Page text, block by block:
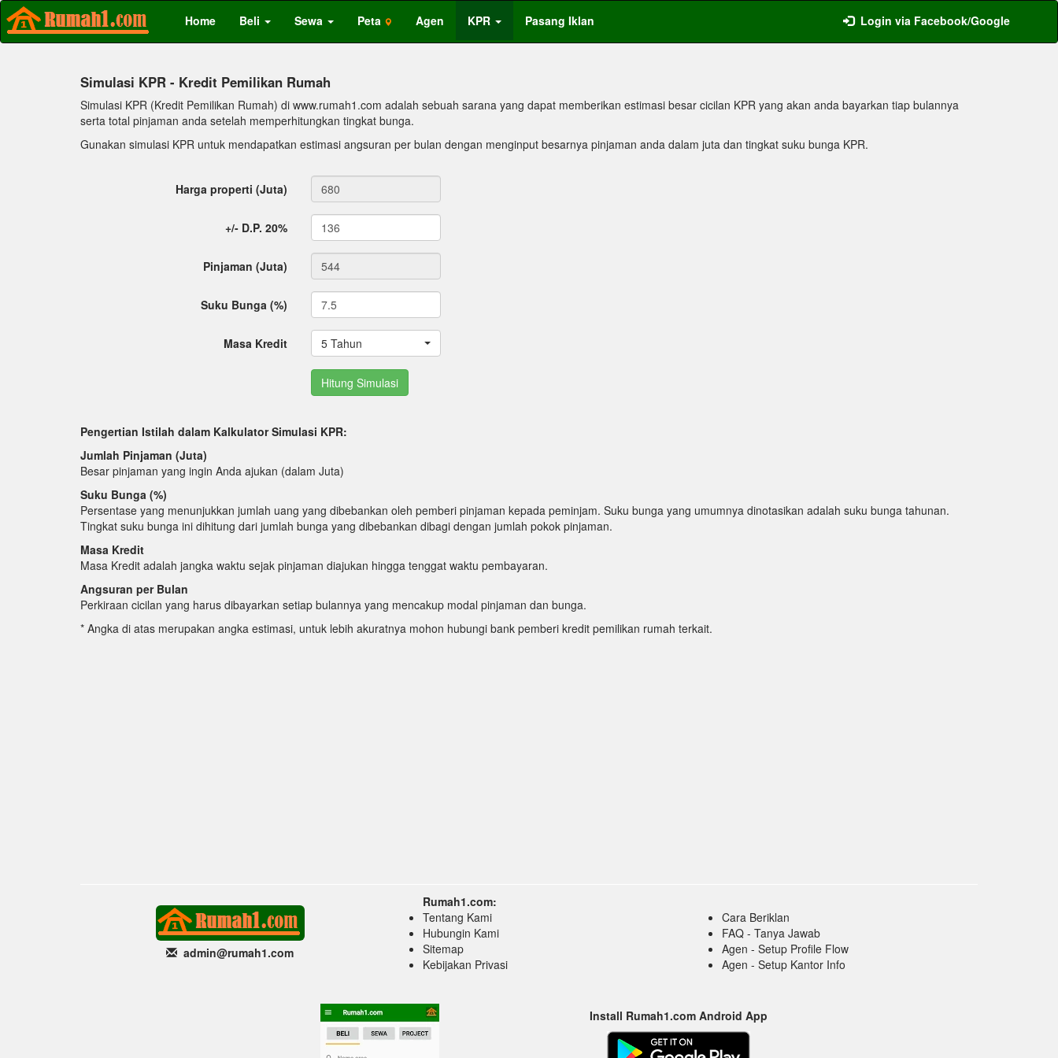
Home Beli Sewa Peta Agen KPR Pasang Iklan Login via Facebook/Google
Simulasi KPR - Kredit Pemilikan Rumah
Simulasi KPR (Kredit Pemilikan Rumah) di www.rumah1.com adalah sebuah sarana yang dapat memberikan estimasi besar cicilan KPR yang akan anda bayarkan tiap bulannya
serta total pinjaman anda setelah memperhitungkan tingkat bunga.
Gunakan simulasi KPR untuk mendapatkan estimasi angsuran per bulan dengan menginput besarnya pinjaman anda dalam juta dan tingkat suku bunga KPR.
Harga properti (Juta)
+/- D.P. 20%
Pinjaman (Juta)
Suku Bunga (%)
Masa Kredit 5 Tahun
Pengertian Istilah dalam Kalkulator Simulasi KPR:
Jumlah Pinjaman (Juta)
Besar pinjaman yang ingin Anda ajukan (dalam Juta)
Suku Bunga (%)
Persentase yang menunjukkan jumlah uang yang dibebankan oleh pemberi pinjaman kepada peminjam. Suku bunga yang umumnya dinotasikan adalah suku bunga tahunan.
Tingkat suku bunga ini dihitung dari jumlah bunga yang dibebankan dibagi dengan jumlah pokok pinjaman.
Masa Kredit
Masa Kredit adalah jangka waktu sejak pinjaman diajukan hingga tenggat waktu pembayaran.
Angsuran per Bulan
Perkiraan cicilan yang harus dibayarkan setiap bulannya yang mencakup modal pinjaman dan bunga.
* Angka di atas merupakan angka estimasi, untuk lebih akuratnya mohon hubungi bank pemberi kredit pemilikan rumah terkait.
admin@rumah1.com
Rumah1.com:
Tentang Kami
Hubungin Kami
Sitemap
Kebijakan Privasi
Cara Beriklan
FAQ - Tanya Jawab
Agen - Setup Profile Flow
Agen - Setup Kantor Info
Install Rumah1.com Android App